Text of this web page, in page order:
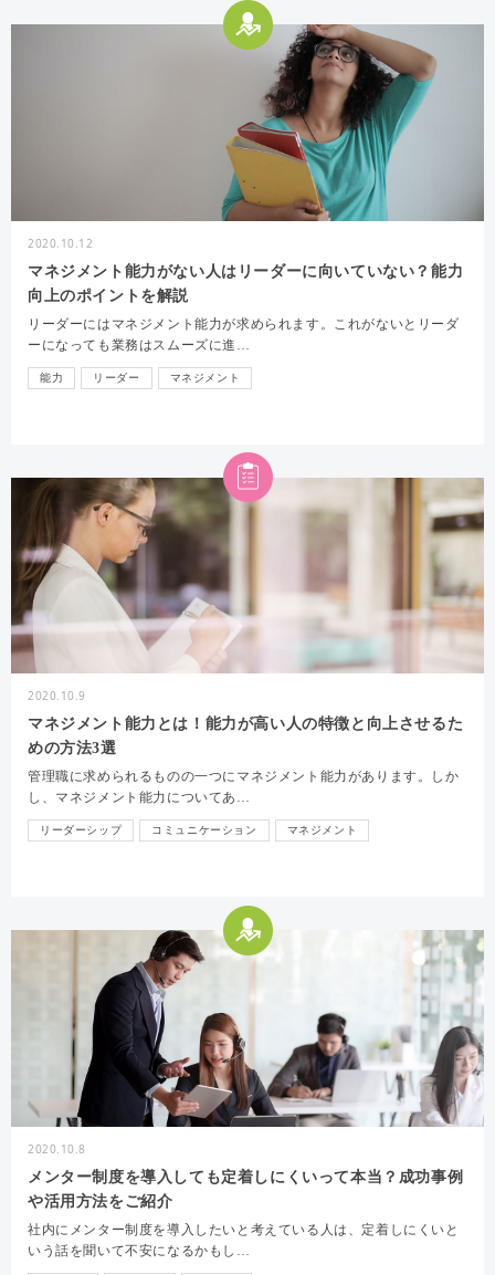
2020.10.12
マネジメント能力がない人はリーダーに向いていない？能力
向上のポイントを解説
リーダーにはマネジメント能力が求められます。これがないとリーダ
ーになっても業務はスムーズに進…
能力 リーダー マネジメント
2020.10.9
マネジメント能力とは！能力が高い人の特徴と向上させるた
めの方法3選
管理職に求められるものの一つにマネジメント能力があります。しか
し、マネジメント能力についてあ…
リーダーシップ コミュニケーション マネジメント
2020.10.8
メンター制度を導入しても定着しにくいって本当？成功事例
や活用方法をご紹介
社内にメンター制度を導入したいと考えている人は、定着しにくいと
いう話を聞いて不安になるかもし…